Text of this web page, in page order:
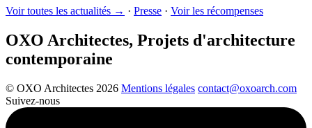
Voir toutes les actualités → · Presse · Voir les récompenses
OXO Architectes, Projets d'architecture
contemporaine
© OXO Architectes 2026 Mentions légales contact@oxoarch.com
Suivez-nous